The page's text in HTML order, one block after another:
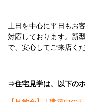
土日を中心に平日もお
対応しております。新
で、安心してご来店くだ
⇒住宅見学は、以下の